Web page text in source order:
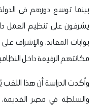
بينما توسع دورهم في
يشرفون على تنظيم العمل
بوابات المعابد، والإشراف
مكانتهم الرفيعة داخل
وأكدت الدراسة أن هذا
والسلطة في مصر